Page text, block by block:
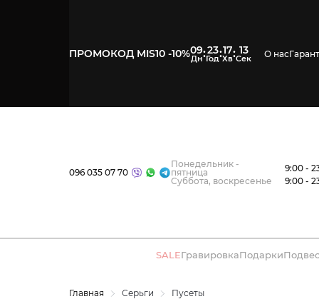
ПРОМОКОД MIS10 -10%09:23:17: 12 О нас
096 035 07 70
Понедельник -
пятница
9:00 -
Суббота, воскресенье
9:00 -
SALEГравировкаПодарки
Главная Серьги Пусеты